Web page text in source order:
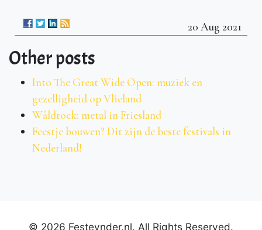
20 Aug 2021
Other posts
Into The Great Wide Open: muziek en
gezelligheid op Vlieland
Wâldrock: metal in Friesland
Feestje bouwen? Dit zijn de beste festivals in
Nederland!
© 2026 Festeynder.nl. All Rights Reserved.